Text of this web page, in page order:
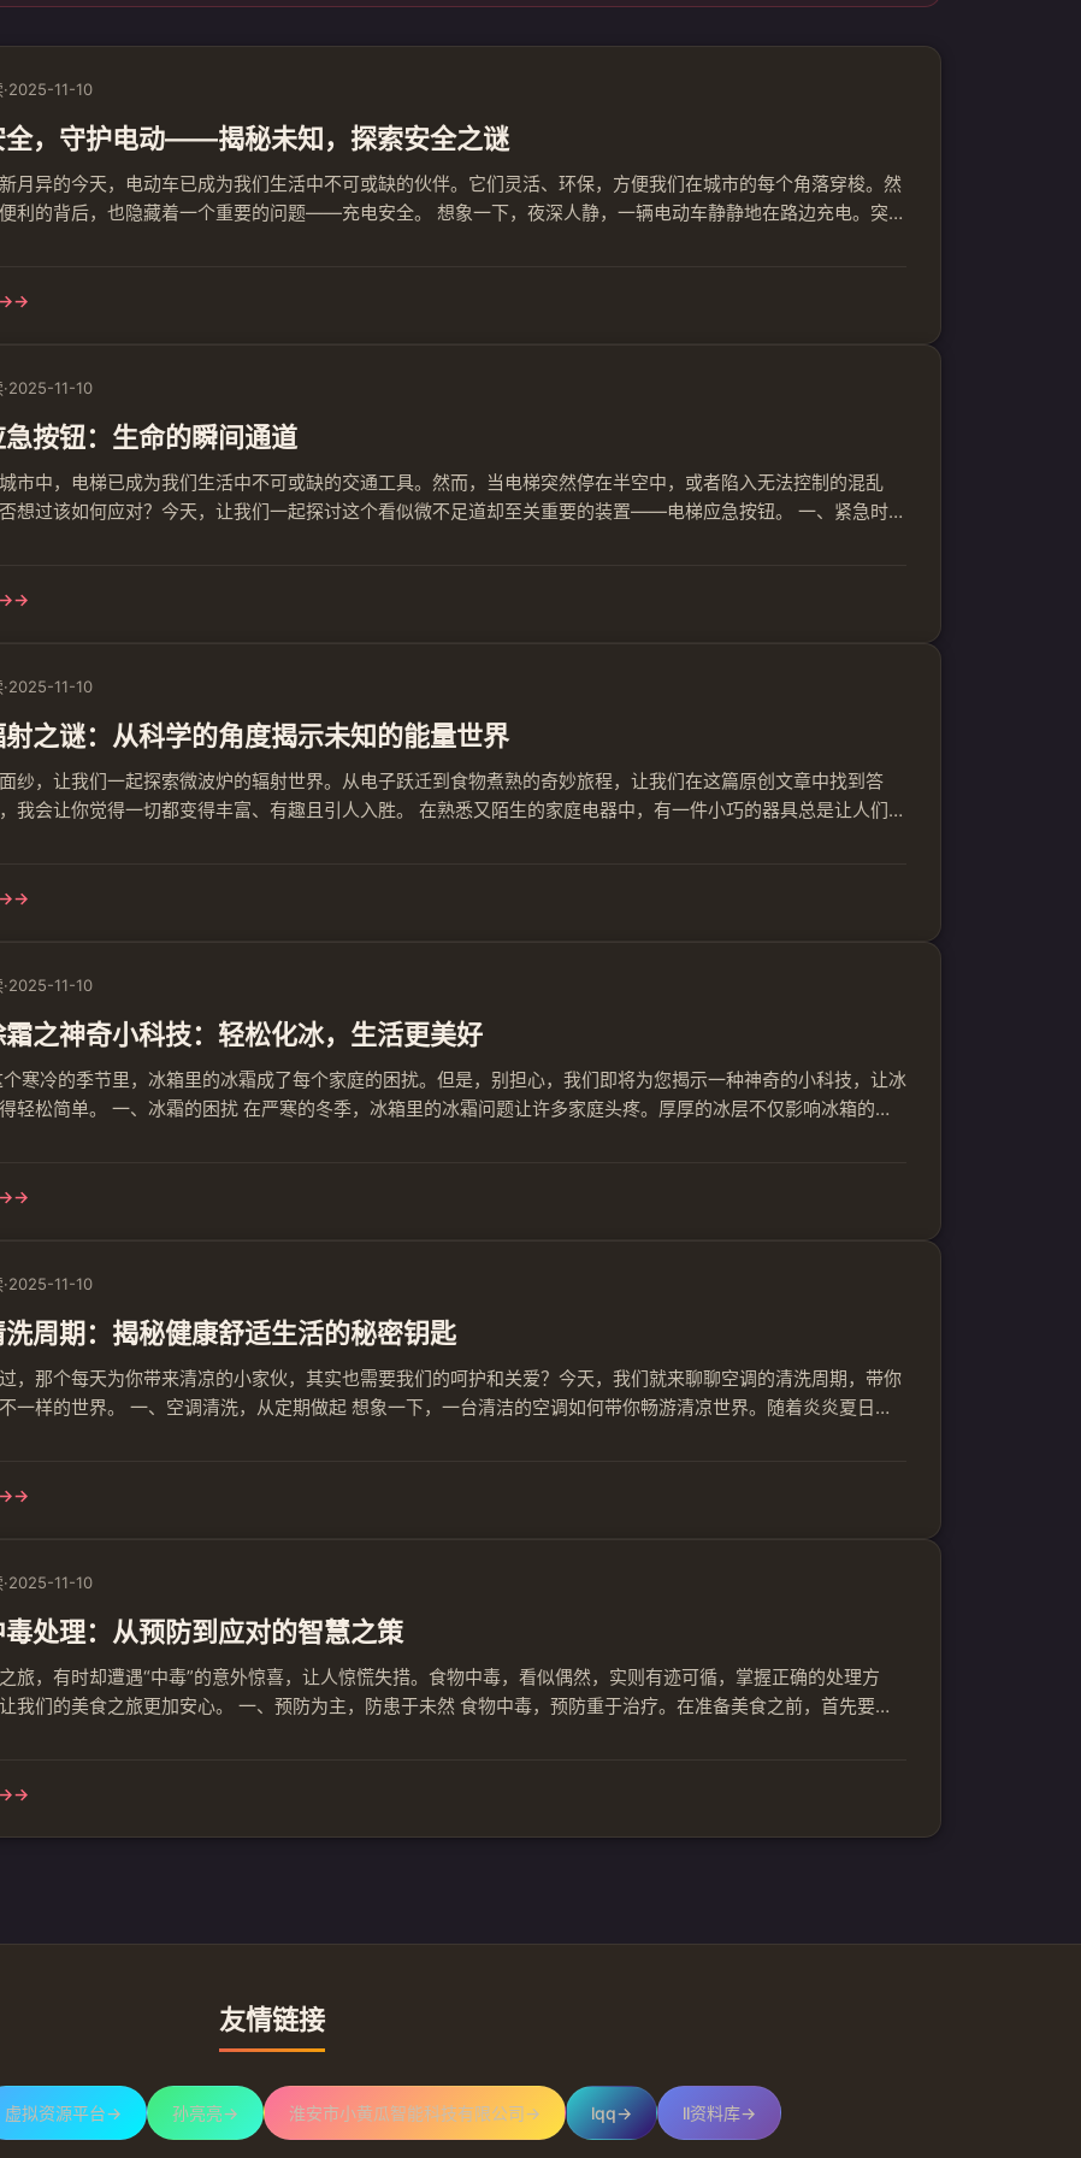
·2025-11-10
全，守护电动——揭秘未知，探索安全之谜
月异的今天，电动车已成为我们生活中不可或缺的伙伴。它们灵活、环保，方便我们在城市的每个角落穿梭。然
利的背后，也隐藏着一个重要的问题——充电安全。 想象一下，夜深人静，一辆电动车静静地在路边充电。突
·2025-11-10
急按钮：生命的瞬间通道
市中，电梯已成为我们生活中不可或缺的交通工具。然而，当电梯突然停在半空中，或者陷入无法控制的混乱
想过该如何应对？今天，让我们一起探讨这个看似微不足道却至关重要的装置——电梯应急按钮。 一、紧急时刻
·2025-11-10
之谜：从科学的角度揭示未知的能量世界
纱，让我们一起探索微波炉的辐射世界。从电子跃迁到食物煮熟的奇妙旅程，让我们在这篇原创文章中找到答
我会让你觉得一切都变得丰富、有趣且引人入胜。 在熟悉又陌生的家庭电器中，有一件小巧的器具总是让人们心
·2025-11-10
霜之神奇小科技：轻松化冰，生活更美好
寒冷的季节里，冰箱里的冰霜成了每个家庭的困扰。但是，别担心，我们即将为您揭示一种神奇的小科技，让冰
轻松简单。 一、冰霜的困扰 在严寒的冬季，冰箱里的冰霜问题让许多家庭头疼。厚厚的冰层不仅影响冰箱的制
·2025-11-10
洗周期：揭秘健康舒适生活的秘密钥匙
，那个每天为你带来清凉的小家伙，其实也需要我们的呵护和关爱？今天，我们就来聊聊空调的清洗周期，带你
一样的世界。 一、空调清洗，从定期做起 想象一下，一台清洁的空调如何带你畅游清凉世界。随着炎炎夏日的
·2025-11-10
处理：从预防到应对的智慧之策
旅，有时却遭遇“中毒”的意外惊喜，让人惊慌失措。食物中毒，看似偶然，实则有迹可循，掌握正确的处理方
我们的美食之旅更加安心。 一、预防为主，防患于未然 食物中毒，预防重于治疗。在准备美食之前，首先要确
友情链接
虚拟资源平台→ 孙亮亮→ 淮安市小黄瓜智能科技有限公司→ lqq→ ll资料库→